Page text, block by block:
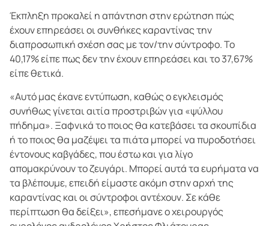
Έκπληξη προκαλεί η απάντηση στην ερώτηση πώς
έχουν επηρεάσει οι συνθήκες καραντίνας την
διαπροσωπική σχέση σας με τον/την σύντροφο. Το
40,17% είπε πως δεν την έχουν επηρεάσει και το 37,67%
είπε θετικά.
«Αυτό μας έκανε εντύπωση, καθώς ο εγκλεισμός
συνήθως γίνεται αιτία προστριβών για «ψύλλου
πήδημα». Ξαφνικά το ποιος θα κατεβάσει τα σκουπίδια
ή το ποιος θα μαζέψει τα πιάτα μπορεί να πυροδοτήσει
έντονους καβγάδες, που έστω και για λίγο
απομακρύνουν το ζευγάρι. Μπορεί αυτά τα ευρήματα να
τα βλέπουμε, επειδή είμαστε ακόμη στην αρχή της
καραντίνας και οι σύντροφοι αντέχουν. Σε κάθε
περίπτωση θα δείξει», επεσήμανε ο χειρουργός